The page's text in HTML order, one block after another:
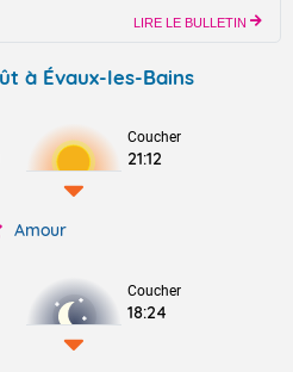
LIRE LE BULLETIN
à Évaux-les-Bains
Coucher
21:12
Amour
Coucher
18:24